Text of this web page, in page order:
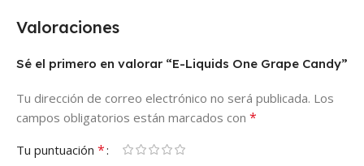
Valoraciones
Sé el primero en valorar “E-Liquids One Grape Candy”
Tu dirección de correo electrónico no será publicada. Los
campos obligatorios están marcados con *
Tu puntuación *